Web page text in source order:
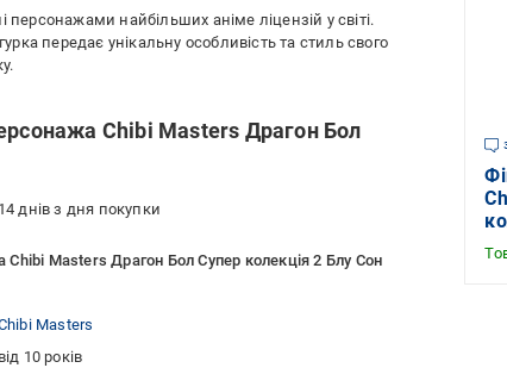
персонажами найбільших аніме ліцензій у світі.
передає унікальну особливість та стиль свого
Chibi Masters Драгон Бол
14 днів з дня покупки
Chibi Masters Драгон Бол Супер колекція 2 Блу Сон
Masters
від 10 років